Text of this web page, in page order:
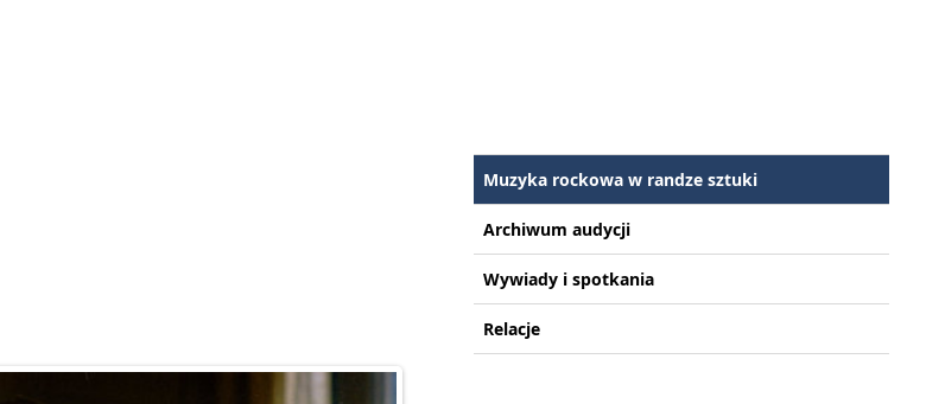
Muzyka rockowa w randze sztuki
Archiwum audycji
Wywiady i spotkania
Relacje